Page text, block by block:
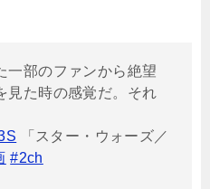
一部のファンから絶望
た時の感覚だ。それ
「スター・ウォーズ／
#2ch